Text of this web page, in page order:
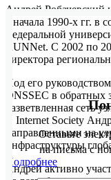
Андрей Робачевский
с начала 1990-х гг.
федеральной
RUNNet. С 2002 по
директора
Под его
DNSSEC в обратных
разветвленная сеть
В Internet Society
направленными на
инфраструктуры
Андрей активно
Подробнее
Оставьте
на письма с